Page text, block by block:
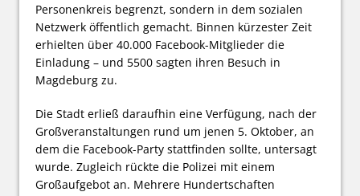
Personenkreis begrenzt, sondern in dem sozialen
Netzwerk öffentlich gemacht. Binnen kürzester Zeit
erhielten über 40.000 Facebook-Mitglieder die
Einladung – und 5500 sagten ihren Besuch in
Magdeburg zu.
Die Stadt erließ daraufhin eine Verfügung, nach der
Großveranstaltungen rund um jenen 5. Oktober, an
dem die Facebook-Party stattfinden sollte, untersagt
wurde. Zugleich rückte die Polizei mit einem
Großaufgebot an. Mehrere Hundertschaften